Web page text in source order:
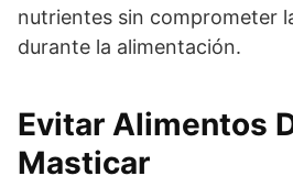
nutrientes sin comprometer
durante la alimentación.
Evitar Alimentos
Masticar